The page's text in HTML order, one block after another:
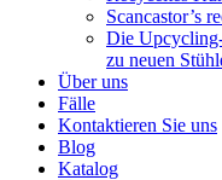
Scancastor’s
Die
zu neuen
Über uns
Fälle
Kontaktieren Sie uns
Blog
Katalog